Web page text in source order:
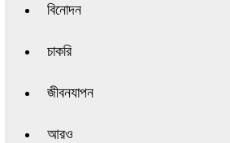
বিনোদন
চাকরি
জীবনযাপন
আরও